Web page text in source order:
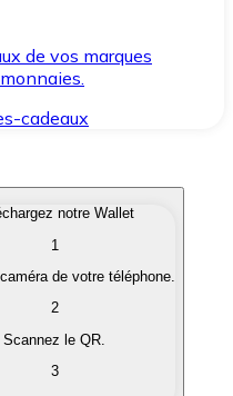
de vos marques
cadeaux
qui vous intéressent
en monnaie
notre Wallet
1
de votre téléphone.
2
Scannez le QR.
3